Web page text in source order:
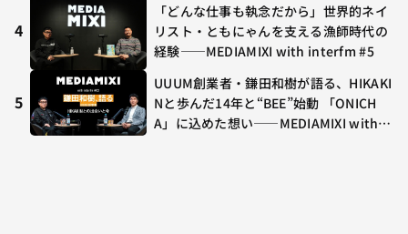
4
「どんな仕事も執念だから」世界的ネイ
リスト・ともにゃんを支える漁師時代の
経験——MEDIAMIXI with interfm #5
5
UUUM創業者・鎌田和樹が語る、HIKAKI
Nと歩んだ14年と“BEE”始動 「ONICH
A」に込めた想い——MEDIAMIXI with in